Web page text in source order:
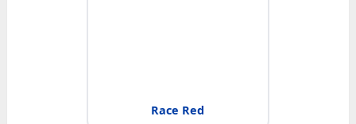
Race Red